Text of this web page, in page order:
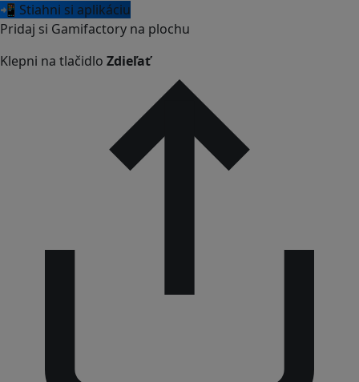
📲 Stiahni si aplikáciu
Pridaj si Gamifactory na plochu
Klepni na tlačidlo Zdieľať